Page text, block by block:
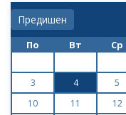
Предишен
По Вт Ср
3
4 5
10
11 12